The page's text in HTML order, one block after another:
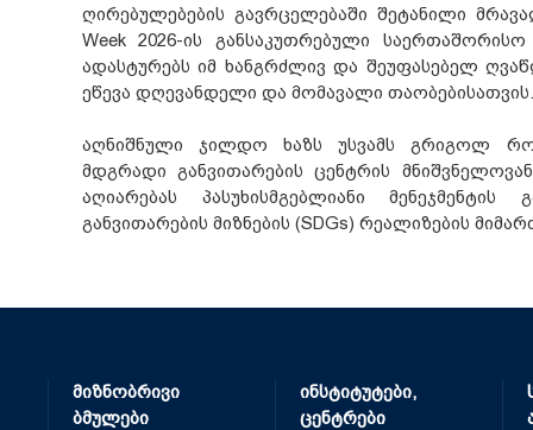
ღირებულებების გავრცელებაში შეტანილი
Week 2026-ის განსაკუთრებული
ადასტურებს იმ ხანგრძლივ და შეუფასებელ
ეწევა დღევანდელი და მომავალი თაობებისათვის.
აღნიშნული ჯილდო ხაზს უსვამს გრიგოლ
მდგრადი განვითარების ცენტრის
აღიარებას პასუხისმგებლიანი
განვითარების მიზნების (SDGs) რეალიზების
მიზნობრივი
ბმულები
ინსტიტუტები,
ცენტრები